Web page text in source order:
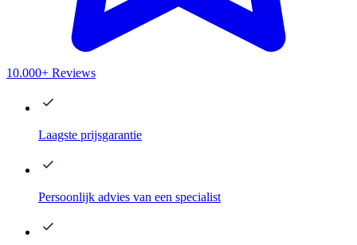
10.000+ Reviews
Laagste prijsgarantie
Persoonlijk advies van een specialist